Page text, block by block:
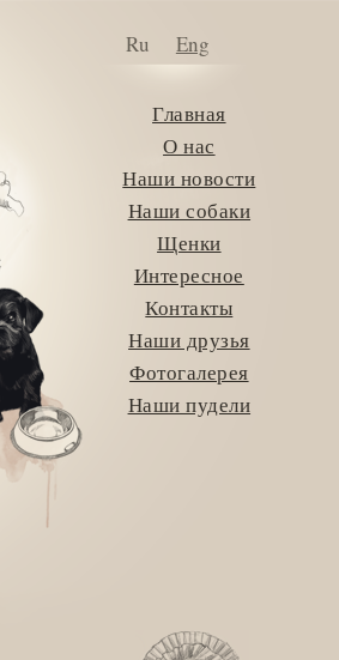
Ru Eng
Главная
О нас
Наши новости
Наши собаки
Щенки
Интересное
Контакты
Наши друзья
Фотогалерея
Наши пудели